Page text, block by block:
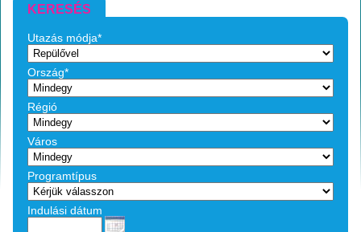
KERESÉS
Utazás módja*
Ország*
Régió
Város
Programtípus
Indulási dátum